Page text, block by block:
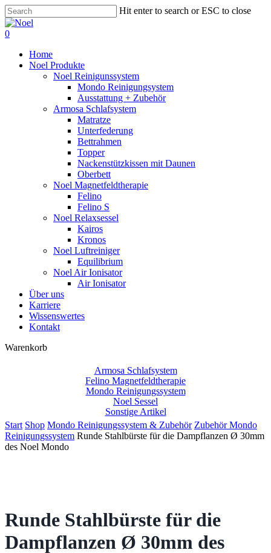
Skip
to
main
Hit enter to search or ESC to close
Close
Search
0
Home
Noel Produkte
Noel Reinigunssystem
Mondo Reinigungsystem
Ausstattung + Zubehör
Armosa Schlafsystem
Matratze
Unterfederung
Bettrahmen
Topper
Nackenstützkissen mit Daunen
Oberbett
Noel Magnetfeldtherapie
Felino
Felino S
Noel Relaxsessel
Kairos
Kronos
Noel Luftreiniger
Equilibrium
Noel Air Ionisator
Air Ionisator
Über uns
Karriere
Wissenswertes
Kontakt
WarenkorbClose
Armosa Schlafsystem
Felino Magnetfeldtherapie
Mondo Reinigungssystem
Noel Sessel
Sonstige Artikel
Start Shop Mondo Reinigungssystem & Zubehör Zubehör Mondo
Reinigungssystem Runde Stahlbürste für die Dampflanzen Ø 30mm
des Noel Mondo
Runde Stahlbürste für die
Dampflanzen Ø 30mm des